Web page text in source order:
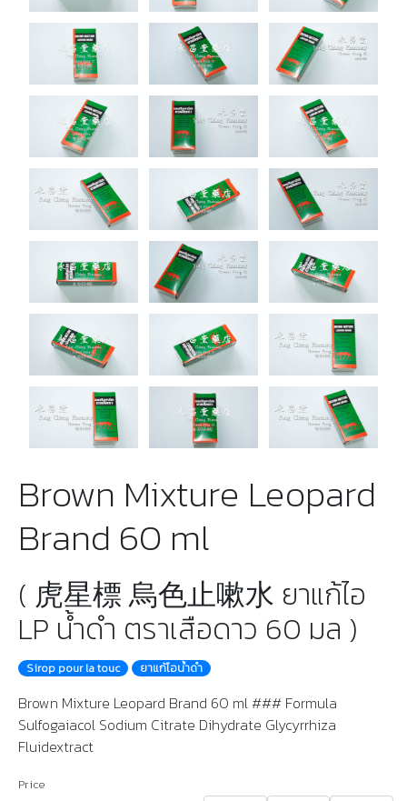
Brown Mixture Leopard
Brand 60 ml
( 虎星標 烏色止嗽水 ยาแก้ไอ
LP น้ำดำ ตราเสือดาว 60 มล )
Sirop pour la touc ยาแก้ไอนํ้าดํา
Brown Mixture Leopard Brand 60 ml ### Formula
Sulfogaiacol Sodium Citrate Dihydrate Glycyrrhiza
Fluidextract
Price